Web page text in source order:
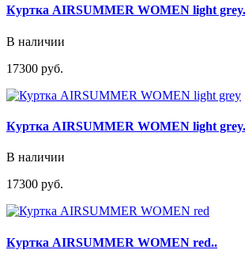
Куртка AIRSUMMER WOMEN light
В наличии
17300 руб.
Куртка AIRSUMMER WOMEN light
В наличии
17300 руб.
Куртка AIRSUMMER WOMEN red..